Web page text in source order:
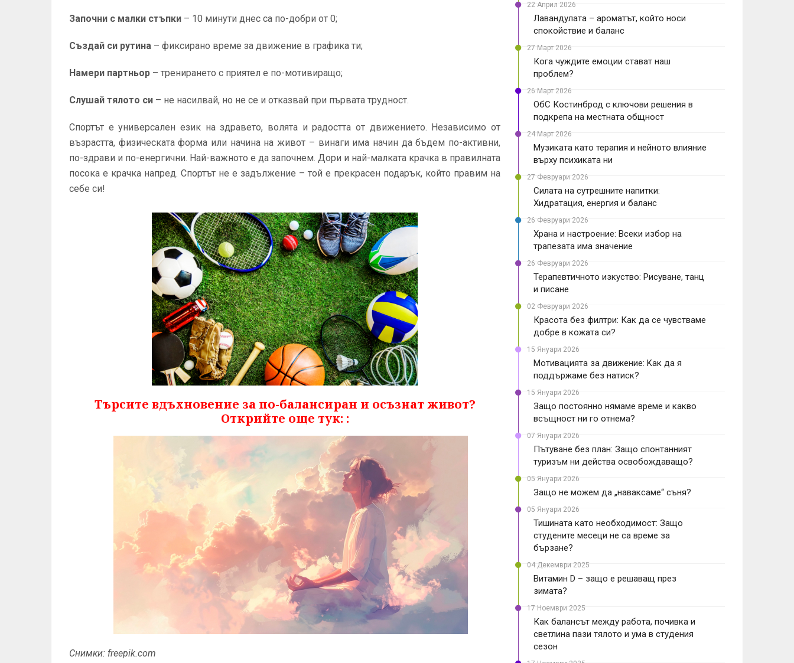
Започни с малки стъпки – 10 минути днес са по-добри от 0;
Създай си рутина – фиксирано време за движение в графика ти;
Намери партньор – тренирането с приятел е по-мотивиращо;
Слушай тялото си – не насилвай, но не се и отказвай при първата трудност.
Спортът е универсален език на здравето, волята и радостта от движението. Независимо от
възрастта, физическата форма или начина на живот – винаги има начин да бъдем по-активни,
по-здрави и по-енергични. Най-важното е да започнем. Дори и най-малката крачка в правилната
посока е крачка напред. Спортът не е задължение – той е прекрасен подарък, който правим на
себе си!
Търсите вдъхновение за по-балансиран и осъзнат живот?
Открийте още тук: :
Снимки: freepik.com
22 Април 2026
Лавандулата – ароматът, който носи
спокойствие и баланс
27 Март 2026
Кога чуждите емоции стават наш
проблем?
26 Март 2026
ОбС Костинброд с ключови решения в
подкрепа на местната общност
24 Март 2026
Музиката като терапия и нейното влияние
върху психиката ни
27 Февруари 2026
Силата на сутрешните напитки:
Хидратация, енергия и баланс
26 Февруари 2026
Храна и настроение: Всеки избор на
трапезата има значение
26 Февруари 2026
Терапевтичното изкуство: Рисуване, танц
и писане
02 Февруари 2026
Красота без филтри: Как да се чувстваме
добре в кожата си?
15 Януари 2026
Мотивацията за движение: Kак да я
поддържаме без натиск?
15 Януари 2026
Защо постоянно нямаме време и какво
всъщност ни го отнема?
07 Януари 2026
Пътуване без план: Защо спонтанният
туризъм ни действа освобождаващо?
05 Януари 2026
Защо не можем да „наваксаме“ съня?
05 Януари 2026
Тишината като необходимост: Защо
студените месеци не са време за
бързане?
04 Декември 2025
Витамин D – защо е решаващ през
зимата?
17 Ноември 2025
Как балансът между работа, почивка и
светлина пази тялото и ума в студения
сезон